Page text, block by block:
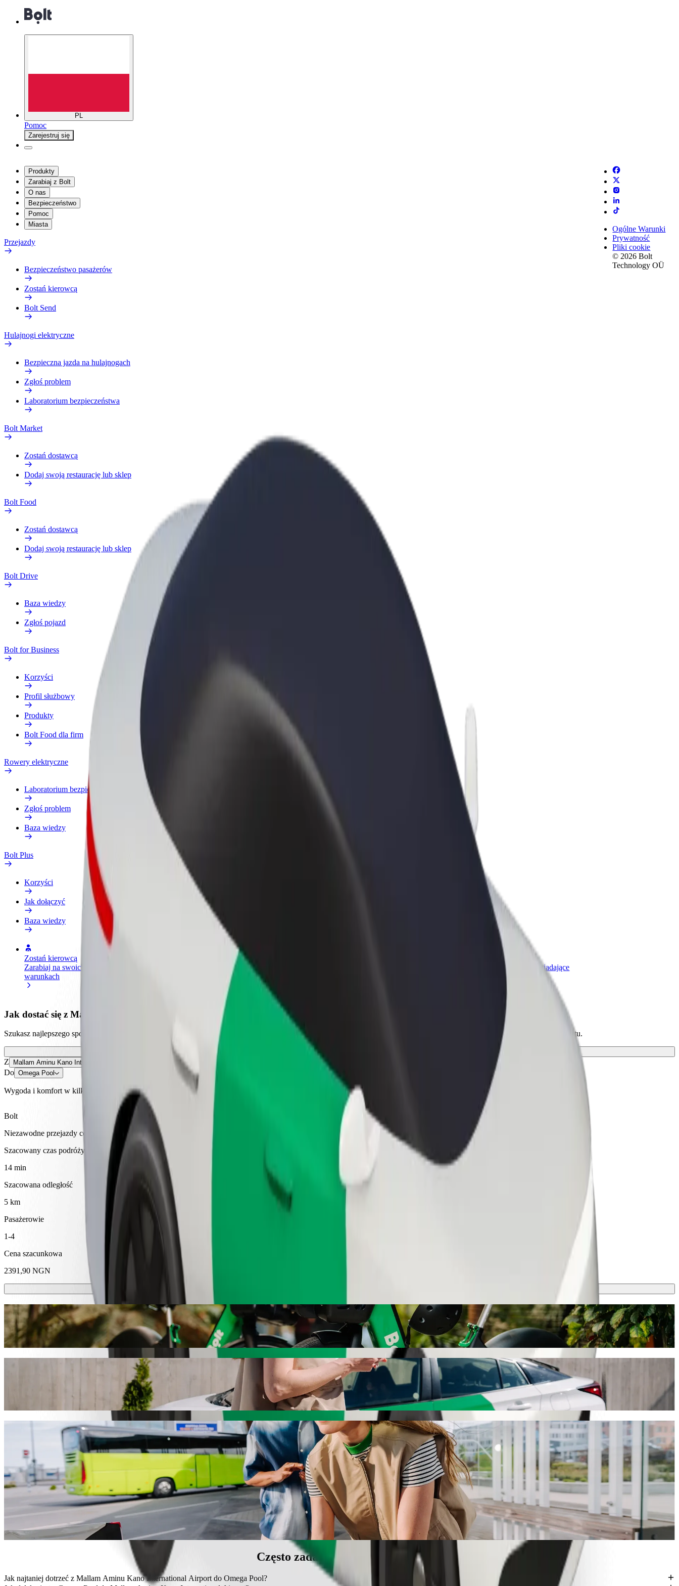
PL
Pomoc
Zarejestruj się
Produkty
Zarabiaj z Bolt
O nas
Bezpieczeństwo
Pomoc
Miasta
Przejazdy
Bezpieczeństwo pasażerów
Zostań kierowcą
Bolt Send
Hulajnogi elektryczne
Bezpieczna jazda na hulajnogach
Zgłoś problem
Laboratorium bezpieczeństwa
Bolt Market
Zostań dostawcą
Dodaj swoją restaurację lub sklep
Bolt Food
Zostań dostawcą
Dodaj swoją restaurację lub sklep
Bolt Drive
Baza wiedzy
Zgłoś pojazd
Bolt for Business
Korzyści
Profil służbowy
Produkty
Bolt Food dla firm
Rowery elektryczne
Laboratorium bezpieczeństwa
Zgłoś problem
Baza wiedzy
Bolt Plus
Korzyści
Jak dołączyć
Baza wiedzy
Zostań kierowcą
Zarabiaj na swoich
warunkach
Dodaj swoją restaurację lub sklep
Dotrzyj do większej liczby klientów
i zwiększ zyski
Bolt for Business
Produkty i usługi Bolt odpowiadające
potrzebom Twojej firmy
Ogólne Warunki
Prywatność
Pliki cookie
© 2026 Bolt
Technology OÜ
Jak dostać się z Mallam Aminu Kano International Airport do Omega Pool
Szukasz najlepszego sposobu na dotarcie z Mallam Aminu Kano International Airport do Omega Pool? Zapoznaj się z naszymi usługami i znajdź dla siebie idealny środek transportu.
Pobierz Bolt Food
Z Mallam Aminu Kano International Airport
Do Omega Pool
Wygoda i komfort w kilku kliknięciach!
Bolt
Niezawodne przejazdy codziennymi samochodami średniej wielkości.
Szacowany czas podróży
14 min
Szacowana odległość
5 km
Pasażerowie
1-4
Cena szacunkowa
2391,90 NGN
Hulajnóg lub rowerów elektrycznych
Poruszaj się po Kano hulajnogami lub rowerami elektrycznymi
Pobierz aplikację Bolt
Pojedź z Mallam Aminu Kano International Airport do Omega Pool z Bolt
Zalecamy przejazd Bolt, jeśli chcesz dotrzeć do Omega Pool w jak najlepszej cenie. Podróż zajmie ok. 14 min, a jego cena wyniesie ok. 2020,40 NGN NGN. Bez względu na okazję, znajdziemy dla Ciebie
Usługi Bolt, aby dojechać z Mallam Aminu Kano International Airport do Omega Pool
Dużo bagażu? Zarezerwuj vany XL, które pomieszczą do 6 osób.
Chcesz dojechać ze stylem? Wypróbuj samochody premium Bolt.
Podróżujesz z dziećmi? Zamów przejazd samochodem z podstawką dla dziecka.
Twój pupil jedzie z Tobą? Wypróbuj nasze przejazdy przyjazne zwierzętom.
Potrzebujesz dodatkowej pomocy? Nasza kategoria Assist oferuje pojazdy dostępne dla wózków inwalidzkich (WAV).
Niedrogie przejazdy? Skorzystaj z kompaktowych samochodów w niższej cenie z Bolt Basic.
Pobierz aplikację Bolt
Często zadawane pytania (FAQ)
Jak najtaniej dotrzeć z Mallam Aminu Kano International Airport do Omega Pool?